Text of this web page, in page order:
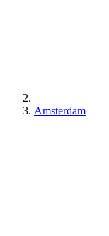
Amsterdam